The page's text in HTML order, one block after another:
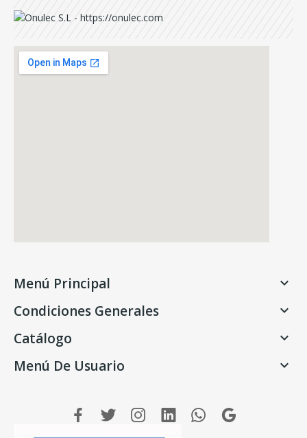
Menú Principal 
Condiciones Generales 
Catálogo 
Menú De Usuario 